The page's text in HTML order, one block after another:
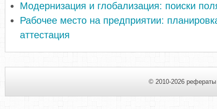
Модернизация и глобализация: поиски
Рабочее место на предприятии:
аттестация
© 2010-2026 рефераты